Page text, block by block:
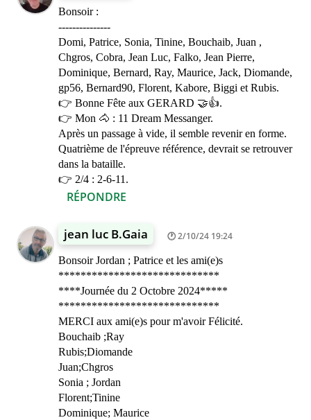
Bonsoir :
---------------
Domi, Patrice, Sonia, Tinine, Bouchaib, Juan ,
Chgros, Cobra, Jean Luc, Falko, Jean Pierre,
Dominique, Bernard, Ray, Maurice, Jack, Diomande,
gp56, Bernard90, Florent, Kabore, Biggi et Rubis.
👉 Bonne Fête aux GERARD 🤝👍.
👉 Mon 🐴 : 11 Dream Messanger.
Après un passage à vide, il semble revenir en forme.
Quatrième de l'épreuve référence, devrait se retrouver
dans la bataille.
👉 2/4 : 2-6-11.
RÉPONDRE
jean luc B.Gaia 2/10/24 19:24
Bonsoir Jordan ; Patrice et les ami(e)s
*****************************
****Journée du 2 Octobre 2024*****
*****************************
MERCI aux ami(e)s pour m'avoir Félicité.
Bouchaib ;Ray
Rubis;Diomande
Juan;Chgros
Sonia ; Jordan
Florent;Tinine
Dominique; Maurice